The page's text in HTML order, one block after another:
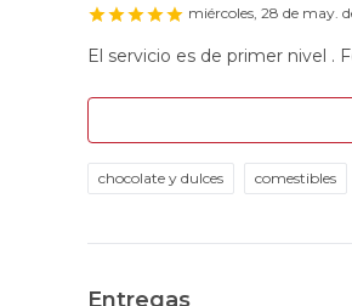
miércoles, 28 de may.
El servicio es de primer nivel .
chocolate y dulces comestibles
Entregas